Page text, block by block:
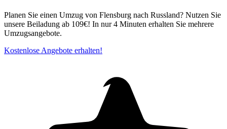
Planen Sie einen Umzug von Flensburg nach Russland? Nutzen Sie
unsere Beiladung ab 109€! In nur 4 Minuten erhalten Sie mehrere
Umzugsangebote.
Kostenlose Angebote erhalten!